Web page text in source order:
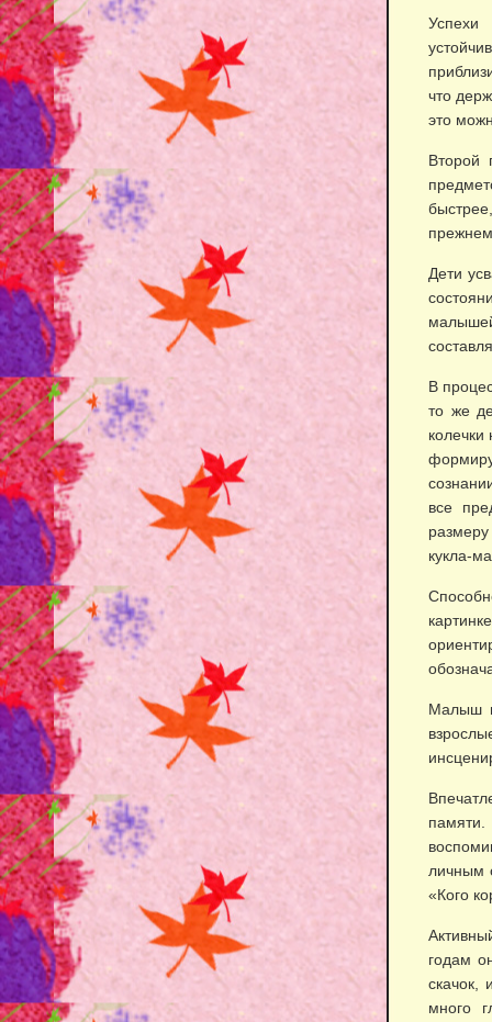
Успехи
что
это
Второй
Дети
В
то же
все
кукла-
Малыш
личным
«Кого
годам
скачок,
много